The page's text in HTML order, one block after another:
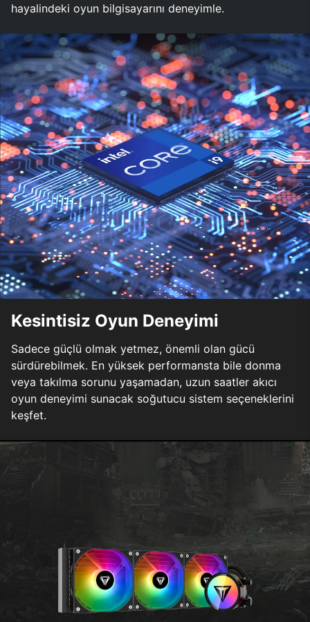
hayalindeki oyun bilgisayarını deneyimle.
Kesintisiz Oyun Deneyimi
Sadece güçlü olmak yetmez, önemli olan gücü
sürdürebilmek. En yüksek performansta bile donma
veya takılma sorunu yaşamadan, uzun saatler akıcı
oyun deneyimi sunacak soğutucu sistem seçeneklerini
keşfet.